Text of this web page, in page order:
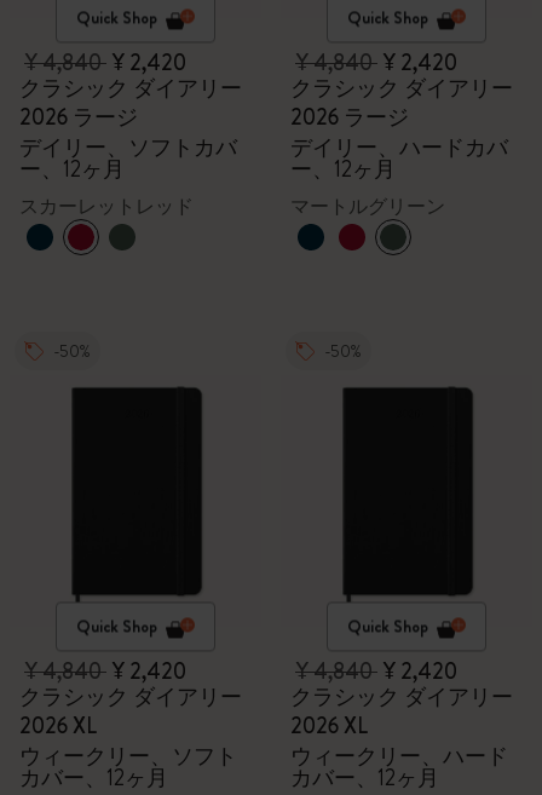
Quick Shop
¥ 4,840¥ 2,420
クラシック ダイアリー
2026 ラージ
デイリー、ソフトカバ
ー、12ヶ月
スカーレットレッド
Quick Shop
¥ 4,840¥ 2,420
クラシック ダイアリー
2026 ラージ
デイリー、ハードカバ
ー、12ヶ月
マートルグリーン
-50%
Quick Shop
¥ 4,840¥ 2,420
クラシック ダイアリー
2026 XL
ウィークリー、ソフト
カバー、12ヶ月
-50%
Quick Shop
¥ 4,840¥ 2,420
クラシック ダイアリー
2026 XL
ウィークリー、ハード
カバー、12ヶ月